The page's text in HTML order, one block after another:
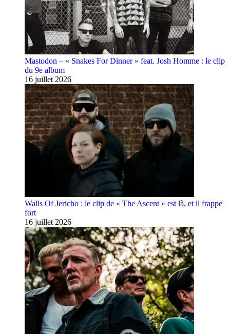
Mastodon – « Snakes For Dinner » feat. Josh Homme : le clip
du 9e album
16 juillet 2026
Walls Of Jericho : le clip de « The Ascent » est là, et il frappe
fort
16 juillet 2026